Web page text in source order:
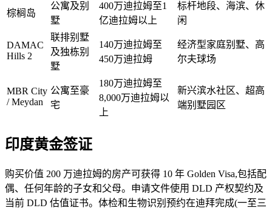
棕榈岛
公寓及别
墅
400万迪拉姆至1
亿迪拉姆以上
标杆地段、海滨、休
闲
DAMAC
Hills 2
联排别墅
及独栋别
墅
140万迪拉姆至
450万迪拉姆
经济型家庭别墅、高
尔夫球场
MBR City
/ Meydan
公寓至豪
宅
180万迪拉姆至
8,000万迪拉姆以
上
新兴滨水社区、超高
端别墅园区
印度黄金签证
购买价值 200 万迪拉姆的房产可获得 10 年 Golden Visa,包括配
偶、任何年龄的子女和父母。申请文件使用 DLD 产权契约及
当前 DLD 估值证书。体检和生物识别预约在迪拜完成(一至三